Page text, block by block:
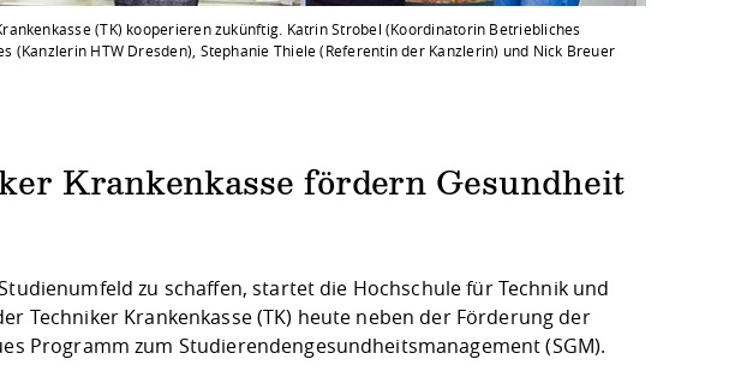
(TK) kooperieren zukünftig. Katrin Strobel (Koordinatorin Betriebliches
(Kanzlerin HTW Dresden), Stephanie Thiele (Referentin der Kanzlerin) und Nick Breuer
Krankenkasse fördern Gesundheit
zu schaffen, startet die Hochschule für Technik und
Techniker Krankenkasse (TK) heute neben der Förderung der
Programm zum Studierendengesundheitsmanagement (SGM).